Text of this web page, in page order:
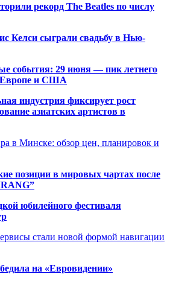
рекорд The Beatles по числу
Келси сыграли свадьбу в Нью-
события: 29 июня — пик летнего
Европе и США
индустрия фиксирует рост
азиатских артистов в
в Минске: обзор цен, планировок и
позиции в мировых чартах после
юбилейного фестиваля
стали новой формой навигации
на «Евровидении»